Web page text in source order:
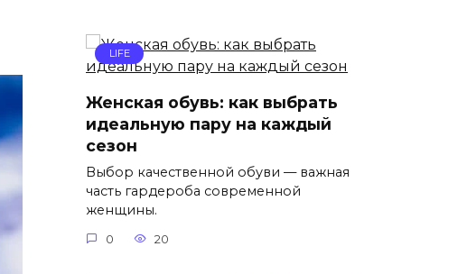
LIFE
Женская обувь: как выбрать
идеальную пару на каждый
сезон
Выбор качественной обуви — важная
часть гардероба современной
женщины.
0 20